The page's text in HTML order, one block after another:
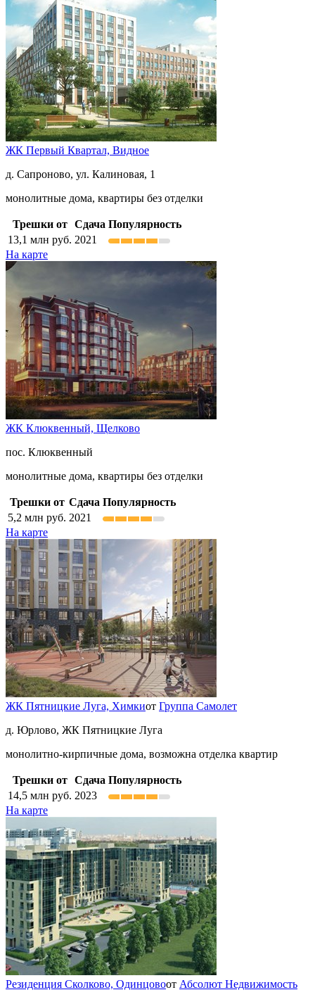
ЖК Первый Квартал, Видное
д. Сапроново, ул. Калиновая, 1
монолитные дома, квартиры без отделки
Трешки от Сдача Популярность
13,1 млн руб. 2021
На карте
ЖК Клюквенный, Щелково
пос. Клюквенный
монолитные дома, квартиры без отделки
Трешки от Сдача Популярность
5,2 млн руб. 2021
На карте
ЖК Пятницкие Луга, Химкиот Группа Самолет
д. Юрлово, ЖК Пятницкие Луга
монолитно-кирпичные дома, возможна отделка квартир
Трешки от Сдача Популярность
14,5 млн руб. 2023
На карте
Резиденция Сколково, Одинцовоот Абсолют Недвижимость